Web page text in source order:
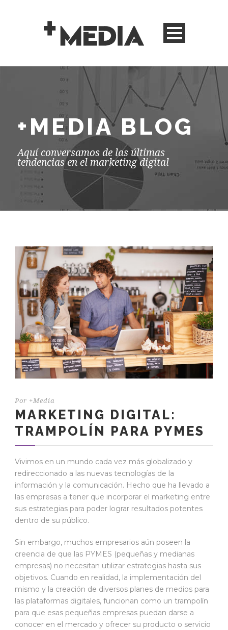
+MEDIA BLOG
Aquí conversamos de las últimas
tendencias en el marketing digital
Por +Media
MARKETING DIGITAL:
TRAMPOLÍN PARA PYMES
Vivimos en un mundo cada vez más globalizado y
redireccionado a las nuevas tecnologías de la
información y la comunicación. Hecho que ha llevado a
las empresas a tener que incorporar el marketing entre
sus estrategias para poder lograr resultados potentes
dentro de su público.
Sin embargo, muchos empresarios aún poseen la
creencia de que las PYMES (pequeñas y medianas
empresas) no necesitan utilizar estrategias hasta sus
objetivos. Cuando en realidad, la implementación del
mismo y la creación de diversos planes de medios para
las plataformas digitales, funcionan como un trampolín
para que esas pequeñas empresas puedan darse a
conocer en el mercado y ofrecer su producto o servicio